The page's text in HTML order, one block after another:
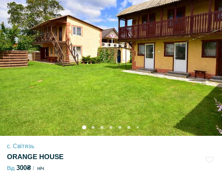
с. Світязь
ORANGE HOUSE
Від 300₴ ніч